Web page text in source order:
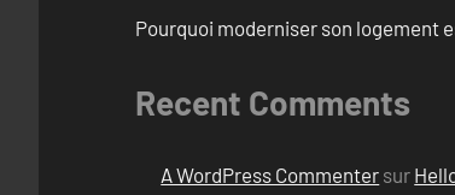
Pourquoi moderniser son logement
Recent Comments
A WordPress Commenter sur